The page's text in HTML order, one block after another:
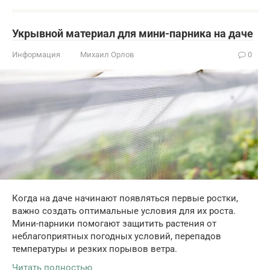
Укрывной материал для мини-парника на даче
Информация Михаил Орлов 0
Когда на даче начинают появляться первые ростки,
важно создать оптимальные условия для их роста.
Мини-парники помогают защитить растения от
неблагоприятных погодных условий, перепадов
температуры и резких порывов ветра.